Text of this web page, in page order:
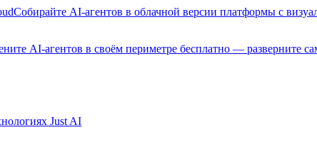
Собирайте AI-агентов в облачной версии платформы с
AI-агентов в своём периметре бесплатно — разверните
Just AI